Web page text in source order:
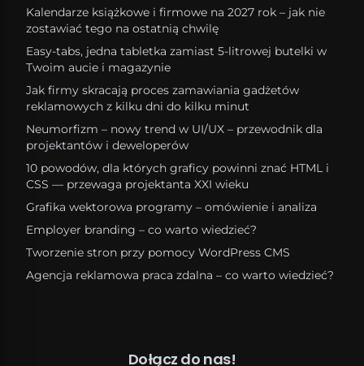
Kalendarze książkowe i firmowe na 2027 rok – jak nie
zostawiać tego na ostatnią chwilę
Easy-tabs, jedna tabletka zamiast 5-litrowej butelki w
Twoim aucie i magazynie
Jak firmy skracają proces zamawiania gadżetów
reklamowych z kilku dni do kilku minut
Neumorfizm – nowy trend w UI/UX – przewodnik dla
projektantów i deweloperów
10 powodów, dla których graficy powinni znać HTML i
CSS — przewaga projektanta XXI wieku
Grafika wektorowa programy – omówienie i analiza
Employer branding – co warto wiedzieć?
Tworzenie stron przy pomocy WordPress CMS
Agencja reklamowa praca zdalna – co warto wiedzieć?
Dołącz do nas!